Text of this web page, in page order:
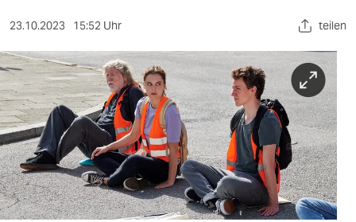
sport
berlin
nord
wahrheit
verlag
23.10.2023 15:52 Uhr teilen